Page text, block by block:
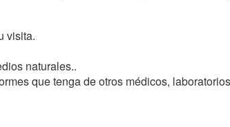
visita.
naturales..
que tenga de otros médicos,